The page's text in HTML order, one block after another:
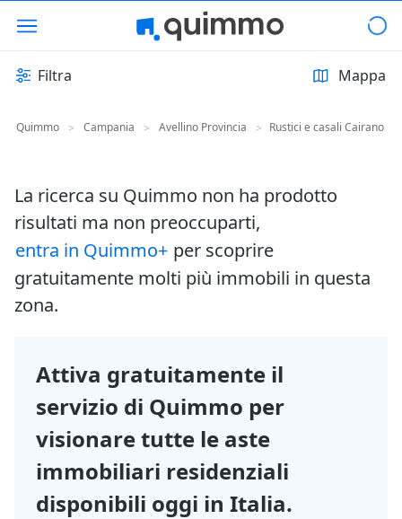
Filtra Mappa
Quimmo > Campania > Avellino Provincia > Rustici e casali Cairano
La ricerca su Quimmo non ha prodotto
risultati ma non preoccuparti,
entra in Quimmo+ per scoprire
gratuitamente molti più immobili in questa
zona.
Attiva gratuitamente il
servizio di Quimmo per
visionare tutte le aste
immobiliari residenziali
disponibili oggi in Italia.